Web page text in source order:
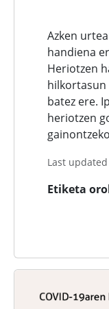
Azken
handiena
Heriotzen
hilkortasun
batez ere.
heriotzen
Last
Etiketa